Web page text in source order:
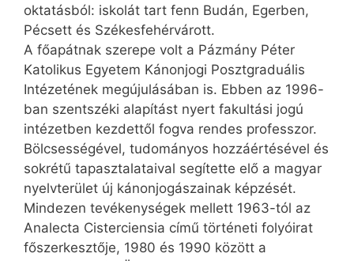
oktatásból: iskolát tart fenn Budán, Egerben,
Pécsett és Székesfehérvárott.
A főapátnak szerepe volt a Pázmány Péter
Katolikus Egyetem Kánonjogi Posztgraduális
Intézetének megújulásában is. Ebben az 1996-
ban szentszéki alapítást nyert fakultási jogú
intézetben kezdettől fogva rendes professzor.
Bölcsességével, tudományos hozzáértésével és
sokrétű tapasztalataival segítette elő a magyar
nyelvterület új kánonjogászainak képzését.
Mindezen tevékenységek mellett 1963-tól az
Analecta Cisterciensia című történeti folyóirat
főszerkesztője, 1980 és 1990 között a